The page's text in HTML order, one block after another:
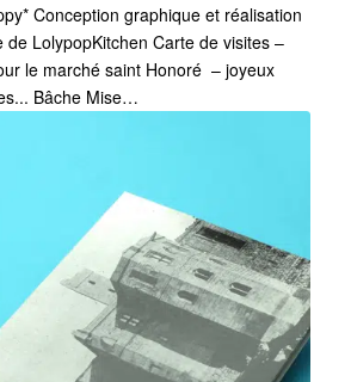
Conception graphique et réalisation
de LolypopKitchen Carte de visites –
le marché saint Honoré – joyeux
Bâche Mise…